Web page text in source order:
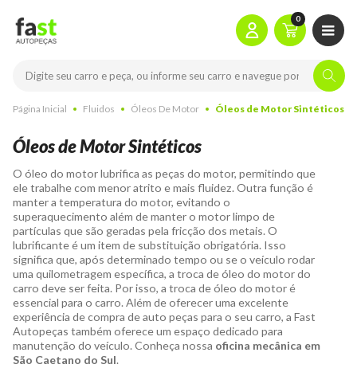
0
Página Inicial Fluidos Óleos De Motor Óleos de Motor Sintéticos
Óleos de Motor Sintéticos
O óleo do motor lubrifica as peças do motor, permitindo que
ele trabalhe com menor atrito e mais fluidez. Outra função é
manter a temperatura do motor, evitando o
superaquecimento além de manter o motor limpo de
partículas que são geradas pela fricção dos metais. O
lubrificante é um item de substituição obrigatória. Isso
significa que, após determinado tempo ou se o veículo rodar
uma quilometragem específica, a troca de óleo do motor do
carro deve ser feita. Por isso, a troca de óleo do motor é
essencial para o carro. Além de oferecer uma excelente
experiência de compra de auto peças para o seu carro, a Fast
Autopeças também oferece um espaço dedicado para
manutenção do veículo. Conheça nossa oficina mecânica em
São Caetano do Sul.